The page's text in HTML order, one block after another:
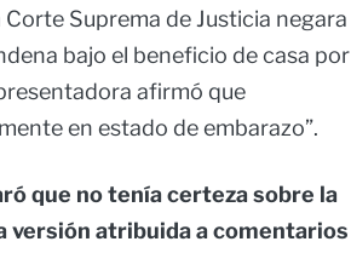
Suprema de Justicia negara
bajo el beneficio de casa por
afirmó que
en estado de embarazo”.
que no tenía certeza sobre la
versión atribuida a comentarios